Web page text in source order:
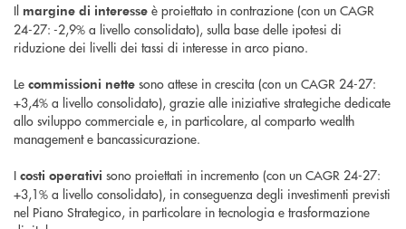
Il margine di interesse è proiettato in contrazione (con un CAGR
24-27: -2,9% a livello consolidato), sulla base delle ipotesi di
riduzione dei livelli dei tassi di interesse in arco piano.
Le commissioni nette sono attese in crescita (con un CAGR 24-27:
+3,4% a livello consolidato), grazie alle iniziative strategiche dedicate
allo sviluppo commerciale e, in particolare, al comparto wealth
management e bancassicurazione.
I costi operativi sono proiettati in incremento (con un CAGR 24-27:
+3,1% a livello consolidato), in conseguenza degli investimenti previsti
nel Piano Strategico, in particolare in tecnologia e trasformazione